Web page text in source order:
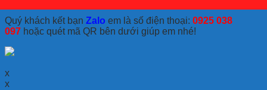
Quý khách kết bạn Zalo em là số điện thoại: 0925 038
097 hoặc quét mã QR bên dưới giúp em nhé!
x
x